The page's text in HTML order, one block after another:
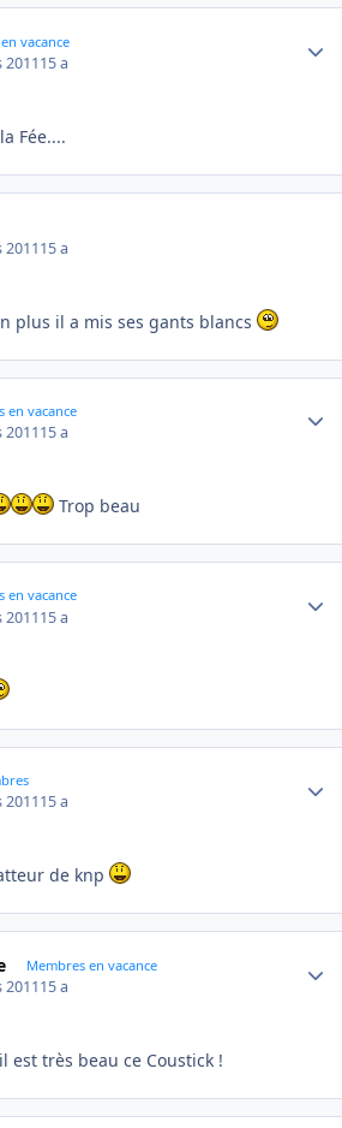
vacance
201115 a
Fée....
201115 a
plus il a mis ses gants blancs
en vacance
201115 a
Trop beau
en vacance
201115 a
201115 a
de knp
Membres en vacance
201115 a
est très beau ce Coustick !